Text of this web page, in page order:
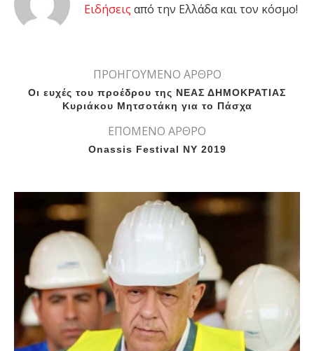
Eιδήσεις από την Ελλάδα και τον κόσμο!
ΠΡΟΗΓΟΥΜΕΝΟ ΑΡΘΡΟ
Οι ευχές του προέδρου της ΝΕΑΣ ΔΗΜΟΚΡΑΤΙΑΣ
Κυριάκου Μητσοτάκη για το Πάσχα
ΕΠΟΜΕΝΟ ΑΡΘΡΟ
Onassis Festival ΝΥ 2019